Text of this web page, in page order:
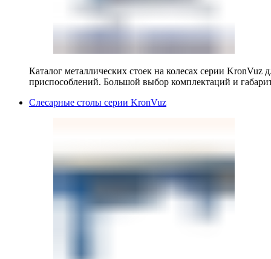
Каталог металлических стоек на колесах серии KronVuz
приспособлений. Большой выбор комплектаций и
Слесарные столы серии KronVuz